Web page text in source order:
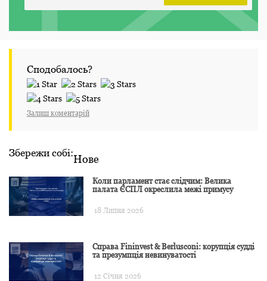
Сподобалось?
Залиш коментарій
Збережи собі:Нове
Коли парламент стає слідчим: Велика
палата ЄСПЛ окреслила межі примусу
18 Липня 2026
Справа Fininvest & Berlusconi: корупція судді
та презумпція невинуватості
12 Січня 2026